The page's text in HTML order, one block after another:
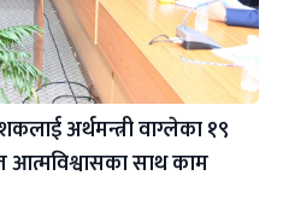
अर्थमन्त्री वाग्लेका १९
आत्मविश्वासका साथ काम